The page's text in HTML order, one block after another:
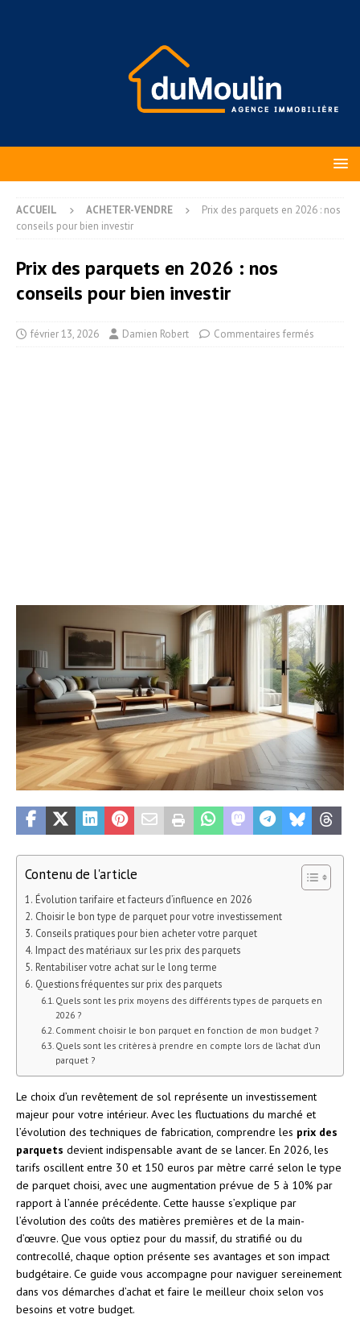
ACCUEIL ACHETER-VENDRE
Prix des parquets en 2026 : nos
conseils pour bien investir
Prix des parquets en 2026 : nos
conseils pour bien investir
février 13, 2026 Damien Robert Commentaires fermés
Contenu de l'article
Évolution tarifaire et facteurs d’influence en 2026
Choisir le bon type de parquet pour votre investissement
Conseils pratiques pour bien acheter votre parquet
Impact des matériaux sur les prix des parquets
Rentabiliser votre achat sur le long terme
Questions fréquentes sur prix des parquets
Quels sont les prix moyens des différents types de parquets en
2026 ?
Comment choisir le bon parquet en fonction de mon budget ?
Quels sont les critères à prendre en compte lors de l’achat d’un
parquet ?
Le choix d’un revêtement de sol représente un investissement
majeur pour votre intérieur. Avec les fluctuations du marché et
l’évolution des techniques de fabrication, comprendre les prix des
parquets devient indispensable avant de se lancer. En 2026, les
tarifs oscillent entre 30 et 150 euros par mètre carré selon le type
de parquet choisi, avec une augmentation prévue de 5 à 10% par
rapport à l’année précédente. Cette hausse s’explique par
l’évolution des coûts des matières premières et de la main-
d’œuvre. Que vous optiez pour du massif, du stratifié ou du
contrecollé, chaque option présente ses avantages et son impact
budgétaire. Ce guide vous accompagne pour naviguer sereinement
dans vos démarches d’achat et faire le meilleur choix selon vos
besoins et votre budget.